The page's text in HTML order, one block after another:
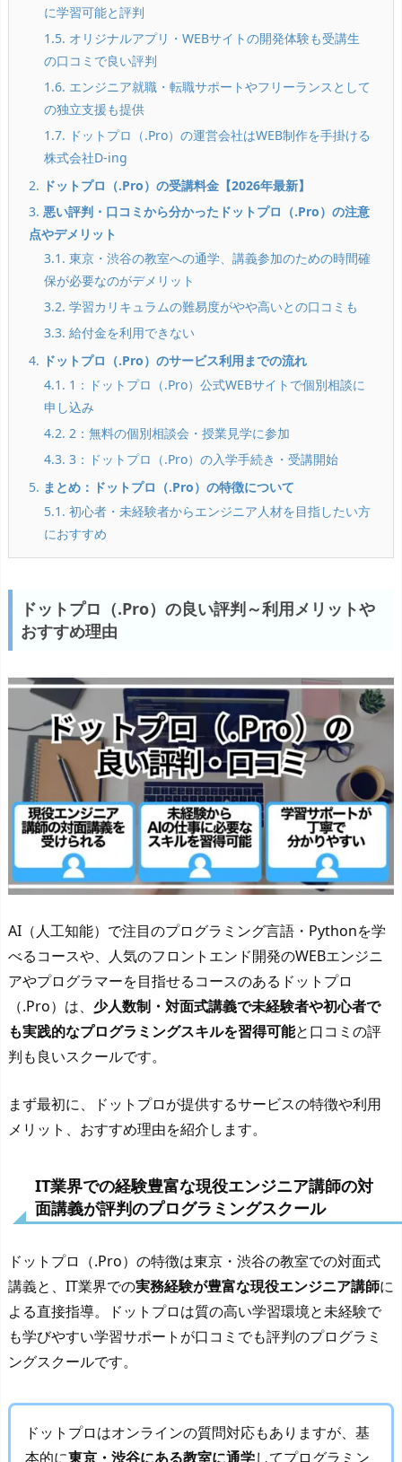
に学習可能と評判
1.5. オリジナルアプリ・WEBサイトの開発体験も受講生
の口コミで良い評判
1.6. エンジニア就職・転職サポートやフリーランスとして
の独立支援も提供
1.7. ドットプロ（.Pro）の運営会社はWEB制作を手掛ける
株式会社D-ing
2. ドットプロ（.Pro）の受講料金【2026年最新】
3. 悪い評判・口コミから分かったドットプロ（.Pro）の注意
点やデメリット
3.1. 東京・渋谷の教室への通学、講義参加のための時間確
保が必要なのがデメリット
3.2. 学習カリキュラムの難易度がやや高いとの口コミも
3.3. 給付金を利用できない
4. ドットプロ（.Pro）のサービス利用までの流れ
4.1. 1：ドットプロ（.Pro）公式WEBサイトで個別相談に
申し込み
4.2. 2：無料の個別相談会・授業見学に参加
4.3. 3：ドットプロ（.Pro）の入学手続き・受講開始
5. まとめ：ドットプロ（.Pro）の特徴について
5.1. 初心者・未経験者からエンジニア人材を目指したい方
におすすめ
ドットプロ（.Pro）の良い評判～利用メリットや
おすすめ理由
AI（人工知能）で注目のプログラミング言語・Pythonを学
べるコースや、人気のフロントエンド開発のWEBエンジニ
アやプログラマーを目指せるコースのあるドットプロ
（.Pro）は、 少人数制・対面式講義で未経験者や初心者で
も実践的なプログラミングスキルを習得可能と口コミの評
判も良いスクールです。
まず最初に、ドットプロが提供するサービスの特徴や利用
メリット、おすすめ理由を紹介します。
IT業界での経験豊富な現役エンジニア講師の対
面講義が評判のプログラミングスクール
ドットプロ（.Pro）の特徴は東京・渋谷の教室での対面式
講義と、IT業界での実務経験が豊富な現役エンジニア講師に
よる直接指導。ドットプロは質の高い学習環境と未経験で
も学びやすい学習サポートが口コミでも評判のプログラミ
ングスクールです。
ドットプロはオンラインの質問対応もありますが、基
本的に東京・渋谷にある教室に通学してプログラミン